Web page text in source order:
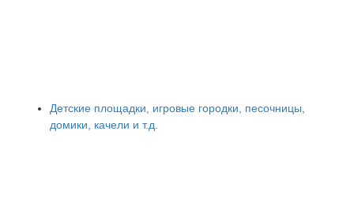
Детские площадки, игровые городки, песочницы,
домики, качели и т.д.